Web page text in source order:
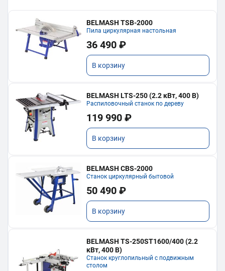
BELMASH TSB-2000
Пила циркулярная настольная
36 490 ₽
В корзину
BELMASH LTS-250 (2.2 кВт, 400 В)
Распиловочный станок по дереву
119 990 ₽
В корзину
BELMASH CBS-2000
Станок циркулярный бытовой
50 490 ₽
В корзину
BELMASH TS-250ST1600/400 (2.2
кВт, 400 В)
Станок круглопильный с подвижным
столом